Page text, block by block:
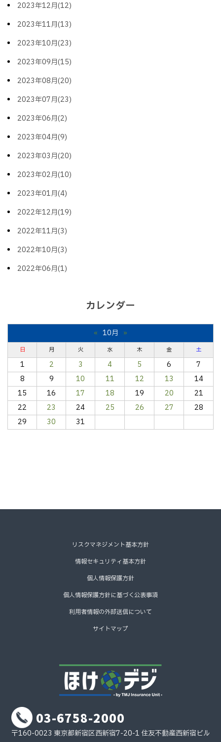
2023年12月(12)
2023年11月(13)
2023年10月(23)
2023年09月(15)
2023年08月(20)
2023年07月(23)
2023年06月(2)
2023年04月(9)
2023年03月(20)
2023年02月(10)
2023年01月(4)
2022年12月(19)
2022年11月(3)
2022年10月(3)
2022年06月(1)
カレンダー
« 10月 »
日 月 火 水 木 金 土
1 2 3 4 5 6
7
8
9 10 11 12 13
14
15
16 17 18 19 20
21
22
23 24 25 26 27
28
29
30 31
リスクマネジメント基本方針
情報セキュリティ基本方針
個人情報保護方針
個人情報保護方針に基づく公表事項
利用者情報の外部送信について
サイトマップ
03-6758-2000
〒160-0023 東京都新宿区西新宿7-20-1 住友不動産西新宿ビル